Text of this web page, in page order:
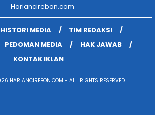
Hariancirebon.com
HISTORI MEDIA
TIM REDAKSI
PEDOMAN MEDIA
HAK JAWAB
KONTAK IKLAN
HARIANCIREBON.COM - ALL RIGHTS RESERVED